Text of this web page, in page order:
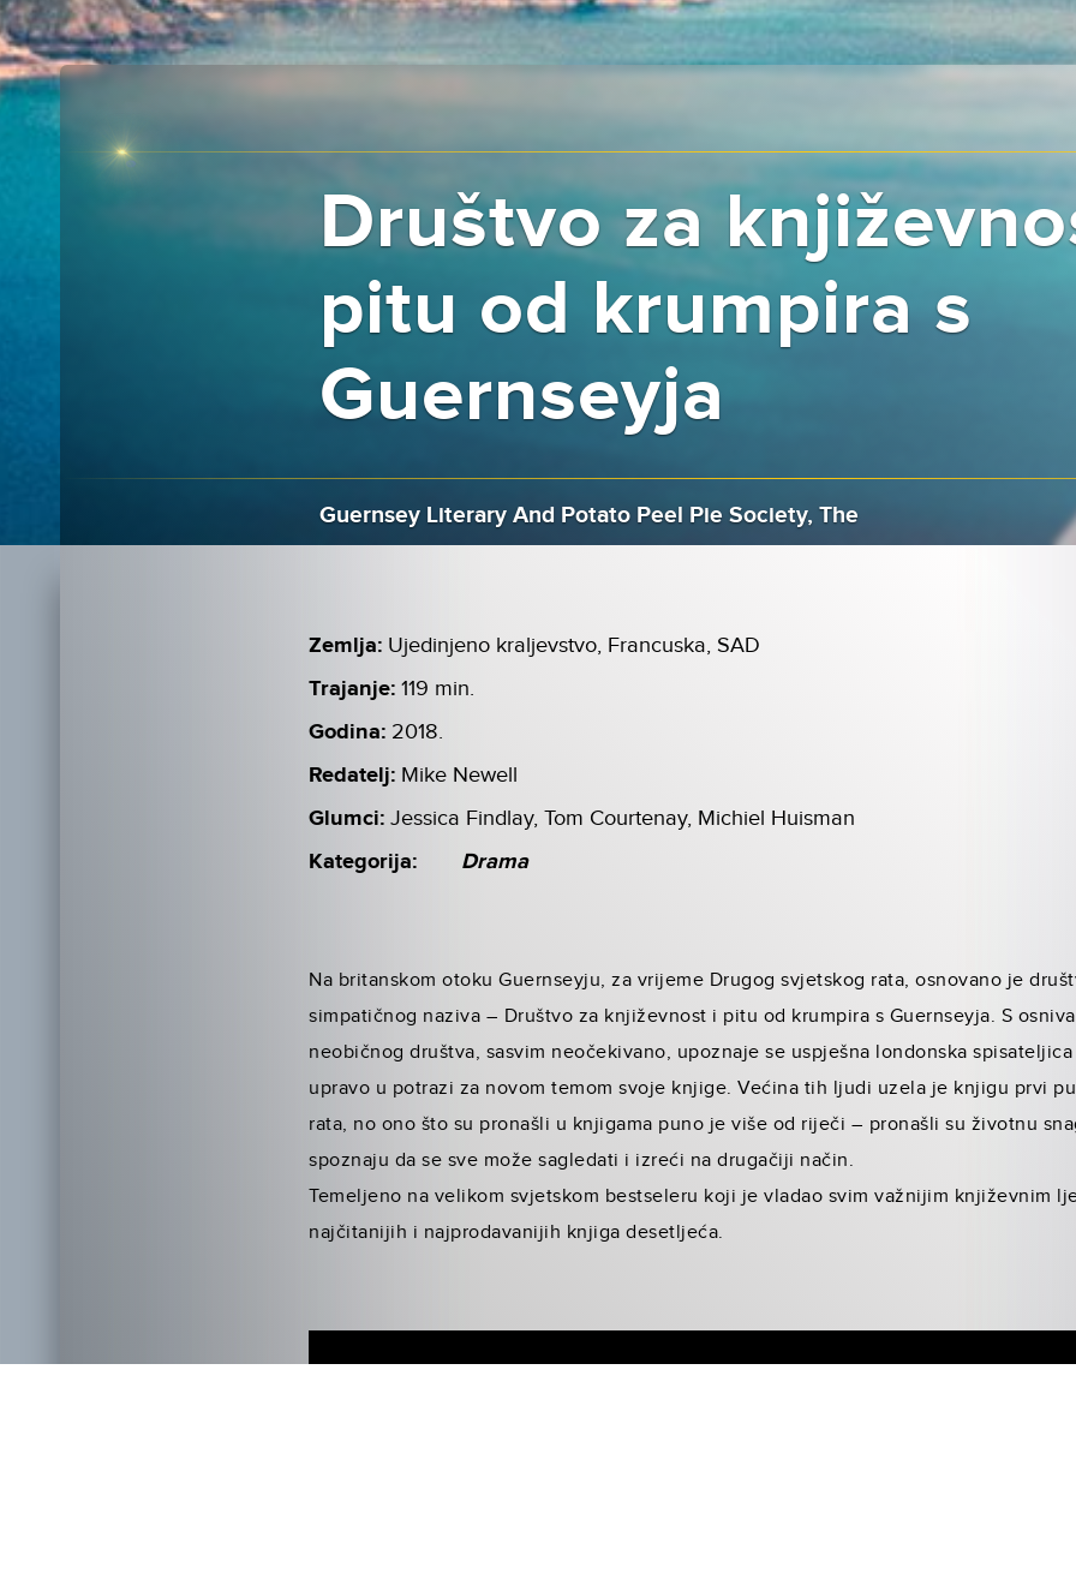
Društvo za
pitu od krumpira s
Guernseyja
Guernsey Literary And Potato Peel Pie Society, The
Zemlja: Ujedinjeno kraljevstvo, Francuska, SAD
Trajanje: 119 min.
Godina: 2018.
Redatelj: Mike Newell
Glumci: Jessica Findlay, Tom Courtenay, Michiel Huisman
Kategorija: Drama
Na britanskom otoku Guernseyju, za vrijeme Drugog svjetskog rata, osnovano je
simpatičnog naziva – Društvo za književnost i pitu od krumpira s Guernseyja. S
neobičnog društva, sasvim neočekivano, upoznaje se uspješna londonska
upravo u potrazi za novom temom svoje knjige. Većina tih ljudi uzela je knjigu prvi
rata, no ono što su pronašli u knjigama puno je više od riječi – pronašli su životnu
spoznaju da se sve može sagledati i izreći na drugačiji način.
Temeljeno na velikom svjetskom bestseleru koji je vladao svim važnijim književnim
najčitanijih i najprodavanijih knjiga desetljeća.